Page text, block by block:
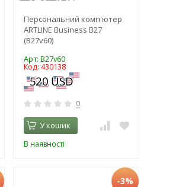
Персональний комп'ютер
ARTLINE Business B27
(B27v60)
Арт: B27v60
Код: 430138
0
У кошик
В наявності
-3%